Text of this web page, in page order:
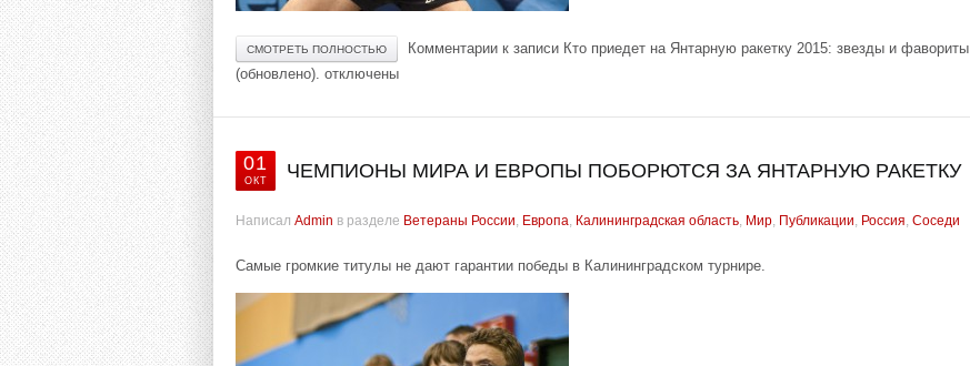
СМОТРЕТЬ ПОЛНОСТЬЮ Комментарии к записи Кто приедет на Янтарную ракетку 2015: звезды и фавориты
(обновлено). отключены
01
ОКТ ЧЕМПИОНЫ МИРА И ЕВРОПЫ ПОБОРЮТСЯ ЗА ЯНТАРНУЮ РАКЕТКУ
Написал Admin в разделе Ветераны России, Европа, Калининградская область, Мир, Публикации, Россия, Соседи
Самые громкие титулы не дают гарантии победы в Калининградском турнире.